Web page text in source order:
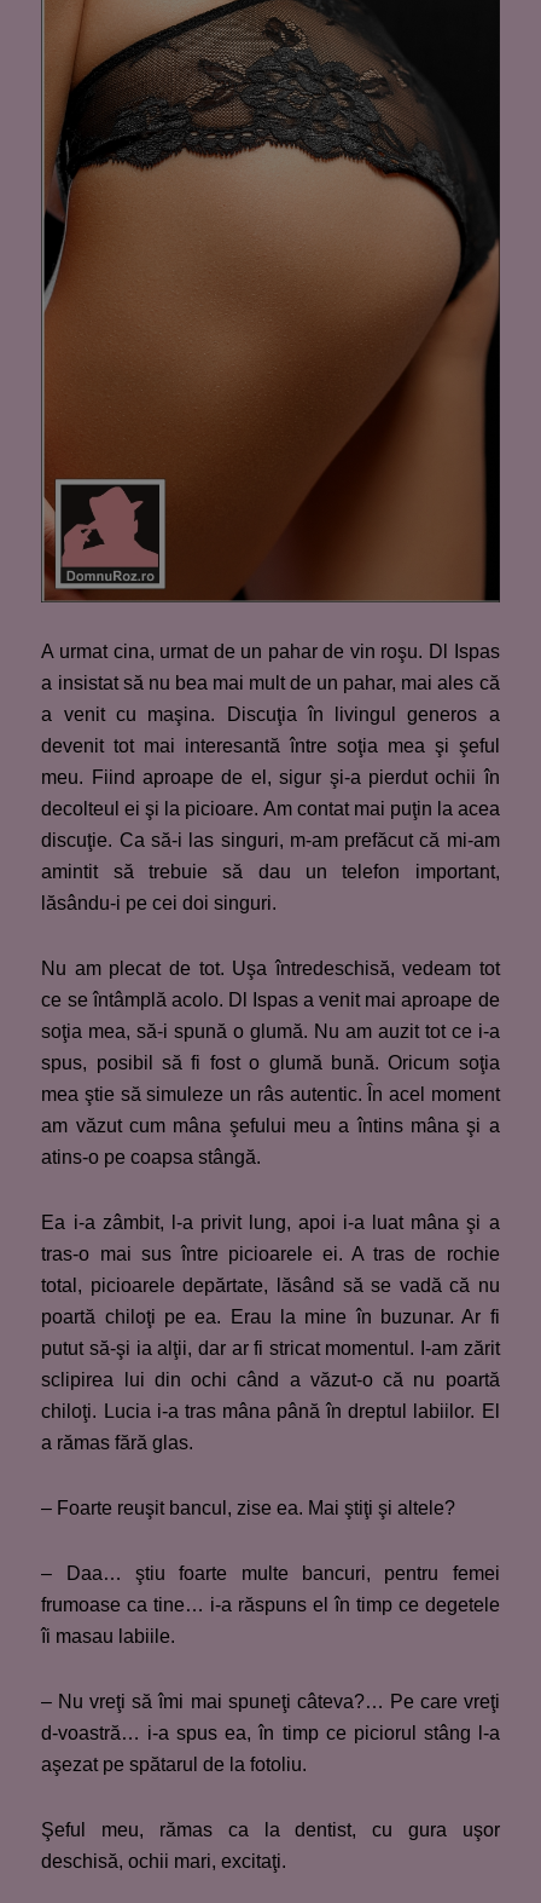
A urmat cina, urmat de un pahar de vin roşu. Dl Ispas
a insistat să nu bea mai mult de un pahar, mai ales că
a venit cu maşina. Discuţia în livingul generos a
devenit tot mai interesantă între soţia mea şi şeful
meu. Fiind aproape de el, sigur şi-a pierdut ochii în
decolteul ei şi la picioare. Am contat mai puţin la acea
discuţie. Ca să-i las singuri, m-am prefăcut că mi-am
amintit să trebuie să dau un telefon important,
lăsându-i pe cei doi singuri.
Nu am plecat de tot. Uşa întredeschisă, vedeam tot
ce se întâmplă acolo. Dl Ispas a venit mai aproape de
soţia mea, să-i spună o glumă. Nu am auzit tot ce i-a
spus, posibil să fi fost o glumă bună. Oricum soţia
mea ştie să simuleze un râs autentic. În acel moment
am văzut cum mâna şefului meu a întins mâna şi a
atins-o pe coapsa stângă.
Ea i-a zâmbit, l-a privit lung, apoi i-a luat mâna şi a
tras-o mai sus între picioarele ei. A tras de rochie
total, picioarele depărtate, lăsând să se vadă că nu
poartă chiloţi pe ea. Erau la mine în buzunar. Ar fi
putut să-şi ia alţii, dar ar fi stricat momentul. I-am zărit
sclipirea lui din ochi când a văzut-o că nu poartă
chiloţi. Lucia i-a tras mâna până în dreptul labiilor. El
a rămas fără glas.
– Foarte reuşit bancul, zise ea. Mai ştiţi şi altele?
– Daa… ştiu foarte multe bancuri, pentru femei
frumoase ca tine… i-a răspuns el în timp ce degetele
îi masau labiile.
– Nu vreţi să îmi mai spuneţi câteva?… Pe care vreţi
d-voastră… i-a spus ea, în timp ce piciorul stâng l-a
aşezat pe spătarul de la fotoliu.
Şeful meu, rămas ca la dentist, cu gura uşor
deschisă, ochii mari, excitaţi.